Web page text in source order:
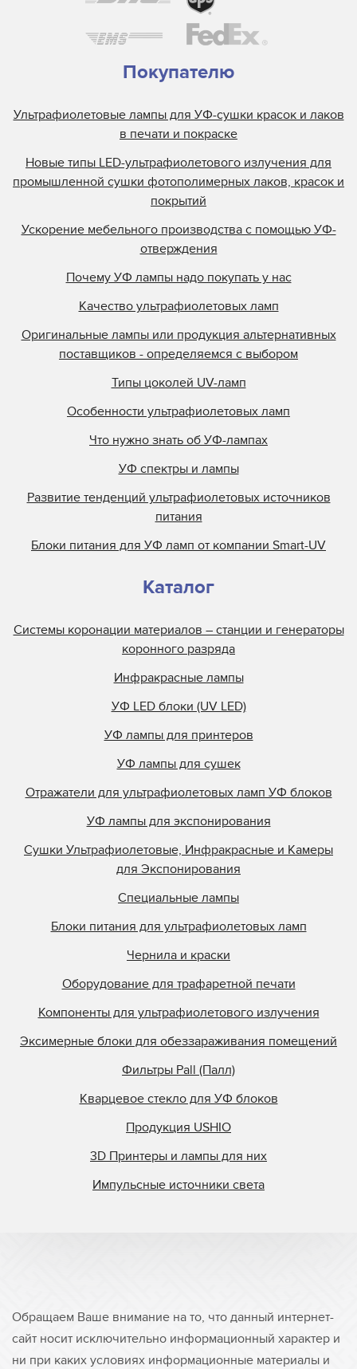
Покупателю
Ультрафиолетовые лампы для УФ-сушки красок и лаков
в печати и покраске
Новые типы LED-ультрафиолетового излучения для
промышленной сушки фотополимерных лаков, красок и
покрытий
Ускорение мебельного производства с помощью УФ-
отверждения
Почему УФ лампы надо покупать у нас
Качество ультрафиолетовых ламп
Оригинальные лампы или продукция альтернативных
поставщиков - определяемся с выбором
Типы цоколей UV-ламп
Особенности ультрафиолетовых ламп
Что нужно знать об УФ-лампах
УФ спектры и лампы
Развитие тенденций ультрафиолетовых источников
питания
Блоки питания для УФ ламп от компании Smart-UV
Каталог
Системы коронации материалов – станции и генераторы
коронного разряда
Инфракрасные лампы
УФ LED блоки (UV LED)
УФ лампы для принтеров
УФ лампы для сушек
Отражатели для ультрафиолетовых ламп УФ блоков
УФ лампы для экспонирования
Сушки Ультрафиолетовые, Инфракрасные и Камеры
для Экспонирования
Специальные лампы
Блоки питания для ультрафиолетовых ламп
Чернила и краски
Оборудование для трафаретной печати
Компоненты для ультрафиолетового излучения
Эксимерные блоки для обеззараживания помещений
Фильтры Pall (Палл)
Кварцевое стекло для УФ блоков
Продукция USHIO
3D Принтеры и лампы для них
Импульсные источники света
Обращаем Ваше внимание на то, что данный интернет-
сайт носит исключительно информационный характер и
ни при каких условиях информационные материалы и